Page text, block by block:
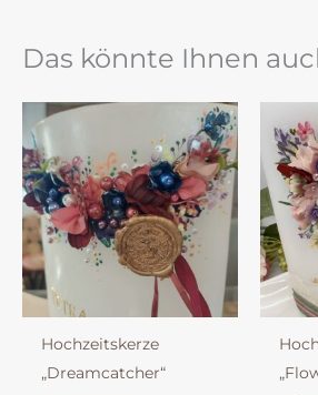
Das könnte Ihnen
Hochzeitskerze
„Dreamcatcher“